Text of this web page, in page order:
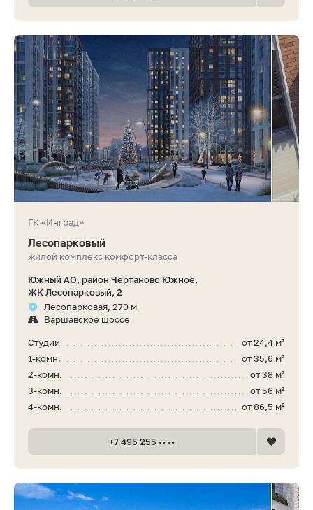
ГК «Инград»
Лесопарковый
жилой комплекс комфорт-класса
Южный АО, район Чертаново Южное,
ЖК Лесопарковый, 2
Лесопарковая, 270 м
Варшавское шоссе
от 24,4 м²
Студии
от 35,6 м²
1-комн.
от 38 м²
2-комн.
от 56 м²
3-комн.
от 86,5 м²
4-комн.
+7 495 255 •• ••